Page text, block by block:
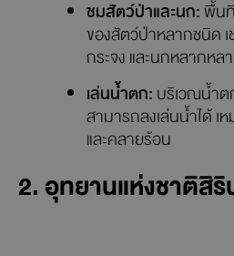
กิจกรรมน่าสนใจที่น้ำตกโตนไทร:
เดินป่าศึกษาธรรมชาติ:
ศึกษาธรรมชาติ 3 เส้น
สมบูรณ์ไปด้วยพรรณไ
ตะเคียน ยาง และปาล์ม
ยากที่ค้นพบที่อุทยานแห่
ชมสัตว์ป่าและนก:พื้น